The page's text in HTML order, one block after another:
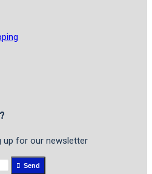
up for our newsletter
Send